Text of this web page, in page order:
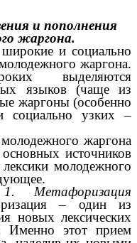
и пополнения
жаргона.
и социально
жаргона.
выделяются
языков (чаще из
жаргоны (особенно
социально узких –
жаргона
источников
молодежного
Метафоризация
– один из
новых лексических
Именно этот прием